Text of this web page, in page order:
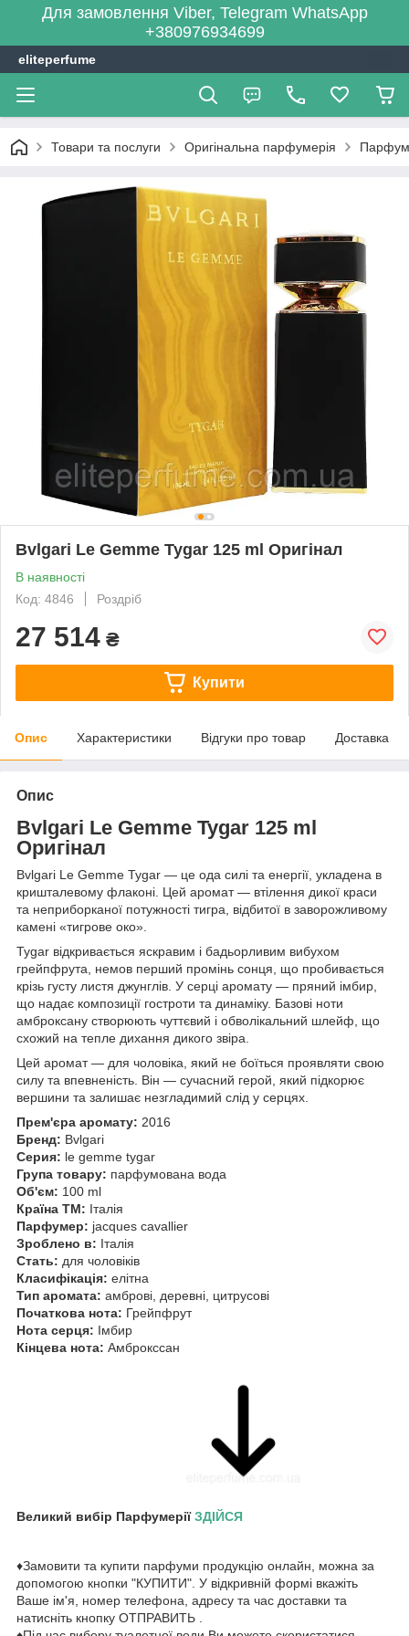
Для замовлення Viber, Telegram WhatsApp
+380976934699
eliteperfume
Товари та послуги Оригінальна парфумерія
Bvlgari Le Gemme Tygar 125 ml Оригінал
В наявності
Код: 4846
Роздріб
27 514 ₴
Купити
Опис Характеристики Відгуки про товар Доставка
Опис
Bvlgari Le Gemme Tygar 125 ml
Оригінал
Bvlgari Le Gemme Tygar — це ода силі та енергії, укладена в
кришталевому флаконі. Цей аромат — втілення дикої краси
та неприборканої потужності тигра, відбитої в заворожливому
камені «тигрове око».
Tygar відкривається яскравим і бадьорливим вибухом
грейпфрута, немов перший промінь сонця, що пробивається
крізь густу листя джунглів. У серці аромату — пряний імбир,
що надає композиції гостроти та динаміку. Базові ноти
амброксану створюють чуттєвий і обволікальний шлейф, що
схожий на тепле дихання дикого звіра.
Цей аромат — для чоловіка, який не боїться проявляти свою
силу та впевненість. Він — сучасний герой, який підкорює
вершини та залишає незгладимий слід у серцях.
Прем'єра аромату: 2016
Бренд: Bvlgari
Серия: le gemme tygar
Група товару: парфумована вода
Об'єм: 100 ml
Країна ТМ: Італія
Парфумер: jacques cavallier
Зроблено в: Італія
Стать: для чоловіків
Класифікація: елітна
Тип аромата: амброві, деревні, цитрусові
Початкова нота: Грейпфрут
Нота серця: Імбир
Кінцева нота: Амброкссан
Великий вибір ПарфумеріїЗДІЙСЯ
♦Замовити та купити парфуми продукцію онлайн, можна за
допомогою кнопки "КУПИТИ". У відкривній формі вкажіть
Ваше ім'я, номер телефона, адресу та час доставки та
натисніть кнопку ОТПРАВИТЬ .